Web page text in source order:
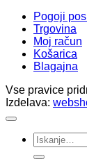
Pogoji
Trgovina
Moj račun
Košarica
Blagajna
Vse pravice
Izdelava:
Išči: